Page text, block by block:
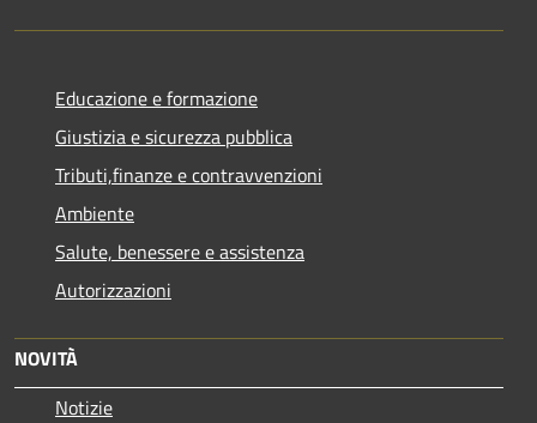
Educazione e formazione
Giustizia e sicurezza pubblica
Tributi,finanze e contravvenzioni
Ambiente
Salute, benessere e assistenza
Autorizzazioni
NOVITÀ
Notizie